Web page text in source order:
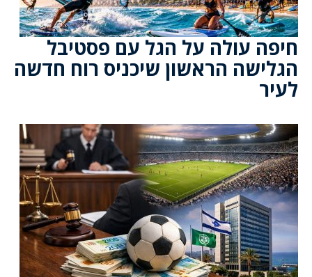
חיפה עולה על הגל עם פסטיבל
הגלישה הראשון שיכניס רוח חדשה
לעיר